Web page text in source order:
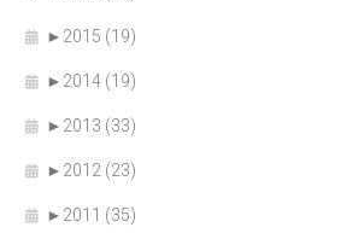
► 2015 (19)
► 2014 (19)
► 2013 (33)
► 2012 (23)
► 2011 (35)